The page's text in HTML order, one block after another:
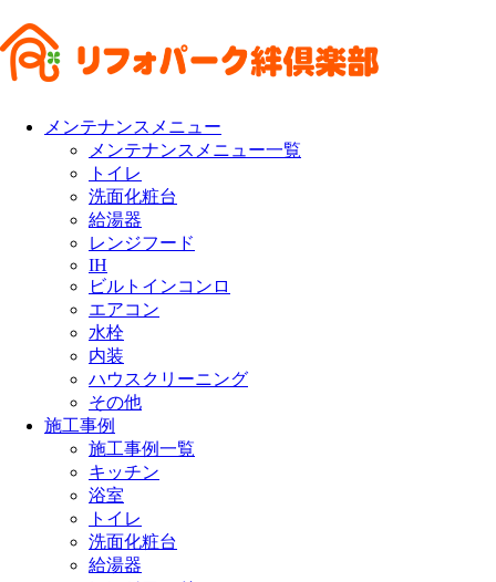
メンテナンスメニュー
メンテナンスメニュー一覧
トイレ
洗面化粧台
給湯器
レンジフード
IH
ビルトインコンロ
エアコン
水栓
内装
ハウスクリーニング
その他
施工事例
施工事例一覧
キッチン
浴室
トイレ
洗面化粧台
給湯器